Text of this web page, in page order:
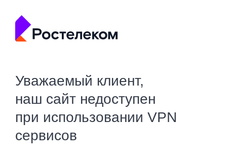
Уважаемый клиент,
наш сайт недоступен
при использовании VPN
сервисов